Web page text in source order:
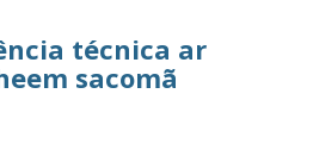
técnica ar
sacomã